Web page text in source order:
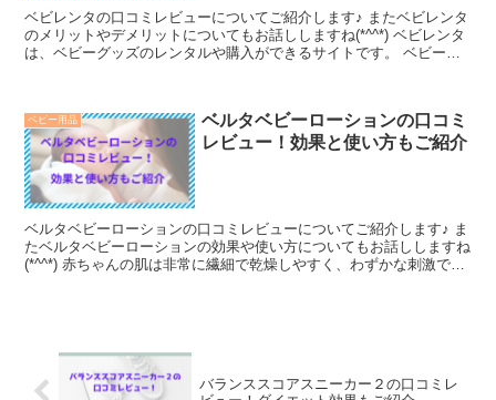
ベビレンタの口コミレビューについてご紹介します♪ またベビレンタ
のメリットやデメリットについてもお話ししますね(*^^*) ベビレンタ
は、ベビーグッズのレンタルや購入ができるサイトです。 ベビーベ
ベビー用品
ベルタベビーローションの口コミ
レビュー！効果と使い方もご紹介
ベルタベビーローションの口コミレビューについてご紹介します♪ ま
たベルタベビーローションの効果や使い方についてもお話ししますね
(*^^*) 赤ちゃんの肌は非常に繊細で乾燥しやすく、わずかな刺激でも
バランススコアスニーカー２の口コミレ